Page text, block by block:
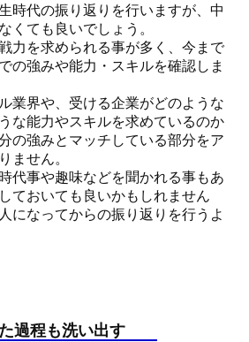
時代の振り返りを行いますが、中
くても良いでしょう。
力を求められる事が多く、今まで
の強みや能力・スキルを確認しま
業界や、受ける企業がどのような
な能力やスキルを求めているのか
の強みとマッチしている部分をア
ません。
代事や趣味などを聞かれる事もあ
ておいても良いかもしれません
になってからの振り返りを行うよ
過程も洗い出す